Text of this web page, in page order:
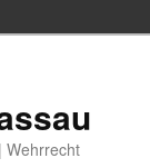
Wehrrecht